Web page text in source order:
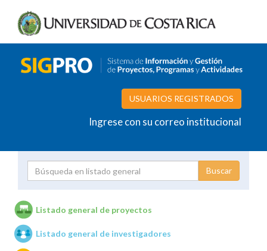
USUARIOS REGISTRADOS
Ingrese con su correo institucional
Unidades de investigación
Listado general de proyectos
Listado general de investigadores